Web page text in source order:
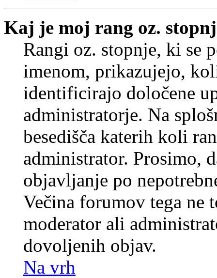
Kaj je moj rang oz.
Rangi oz. stopnje, ki se
imenom, prikazujejo,
identificirajo določene
administratorje. Na
besedišča katerih koli
administrator. Prosimo,
objavljanje po
Večina forumov tega ne
moderator ali
dovoljenih objav.
Na vrh